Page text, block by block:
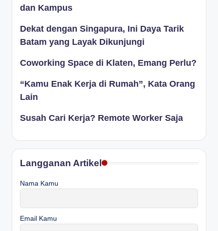
dan Kampus
Dekat dengan Singapura, Ini Daya Tarik
Batam yang Layak Dikunjungi
Coworking Space di Klaten, Emang Perlu?
“Kamu Enak Kerja di Rumah”, Kata Orang
Lain
Susah Cari Kerja? Remote Worker Saja
Langganan Artikel
Nama Kamu
Email Kamu